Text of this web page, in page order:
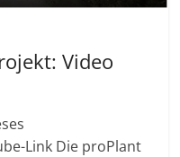
Video
Link Die proPlant